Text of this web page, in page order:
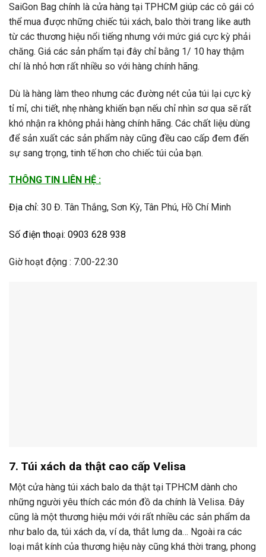
SaiGon Bag chính là cửa hàng tại TPHCM giúp các cô gái có
thể mua được những chiếc túi xách, balo thời trang like auth
từ các thương hiệu nổi tiếng nhưng với mức giá cực kỳ phải
chăng. Giá các sản phẩm tại đây chỉ bằng 1/ 10 hay thậm
chí là nhỏ hơn rất nhiều so với hàng chính hãng.
Dù là hàng làm theo nhưng các đường nét của túi lại cực kỳ
tỉ mỉ, chi tiết, nhẹ nhàng khiến bạn nếu chỉ nhìn sơ qua sẽ rất
khó nhận ra không phải hàng chính hãng. Các chất liệu dùng
để sản xuất các sản phẩm này cũng đều cao cấp đem đến
sự sang trọng, tinh tế hơn cho chiếc túi của bạn.
THÔNG TIN LIÊN HỆ :
Địa chỉ: 30 Đ. Tân Thắng, Sơn Kỳ, Tân Phú, Hồ Chí Minh
Số điện thoại: 0903 628 938
Giờ hoạt động : 7:00-22:30
7. Túi xách da thật cao cấp Velisa
Một cửa hàng túi xách balo da thật tại TPHCM dành cho
những người yêu thích các món đồ da chính là Velisa. Đây
cũng là một thương hiệu mới với rất nhiều các sản phẩm da
như balo da, túi xách da, ví da, thắt lưng da… Ngoài ra các
loại mắt kính của thương hiệu này cũng khá thời trang, phong